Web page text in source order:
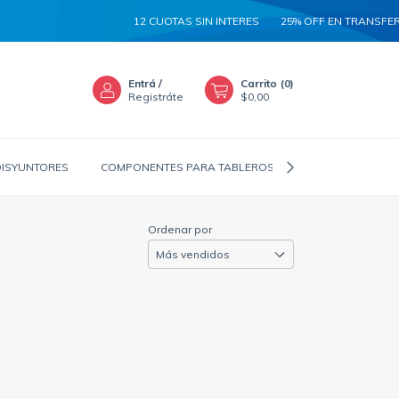
12 CUOTAS SIN INTERES 25% OFF EN
Entrá /
Registráte
Carrito (0)
$0,00
COMPONENTES PARA TABLEROS
Ordenar por